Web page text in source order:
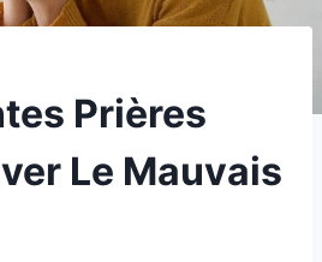
Prières
Le Mauvais